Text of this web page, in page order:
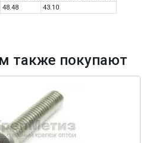
48.48 43.10
также покупают